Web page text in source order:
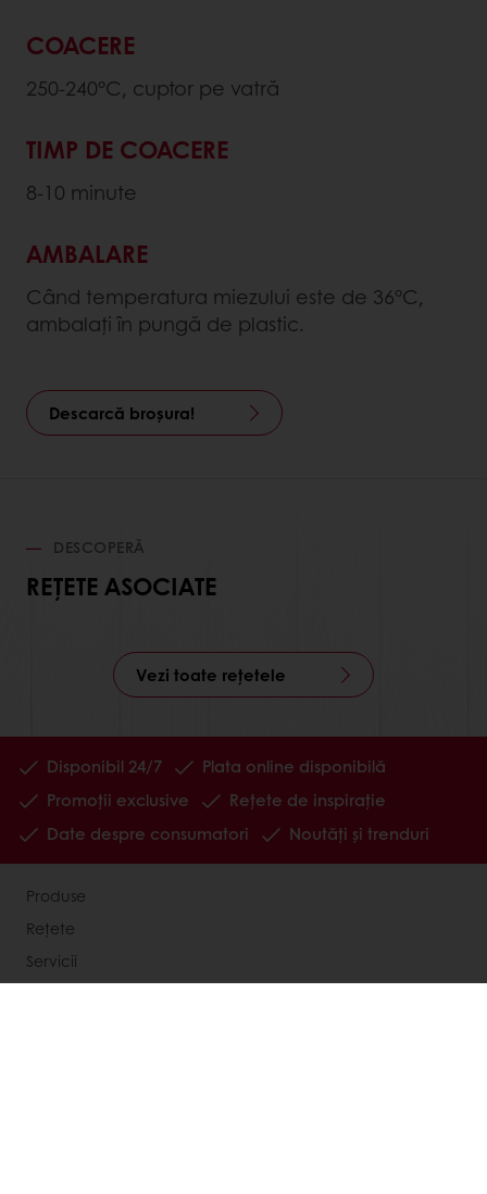
COACERE
250-240°C, cuptor pe vatră
TIMP DE COACERE
8-10 minute
AMBALARE
Când temperatura miezului este de 36°C,
ambalați în pungă de plastic.
Descarcă broșura!
DESCOPERĂ
REȚETE ASOCIATE
Vezi toate rețetele
Disponibil 24/7
Plata online disponibilă
Promoții exclusive
Rețete de inspirație
Date despre consumatori
Noutăți și trenduri
Produse
Rețete
Servicii